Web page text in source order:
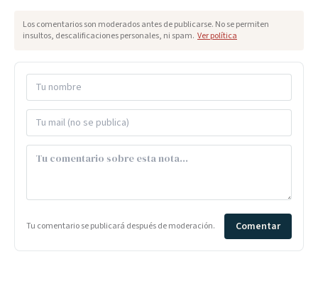
Los comentarios son moderados antes de publicarse. No se permiten
insultos, descalificaciones personales, ni spam. Ver política
Tu comentario se publicará después de moderación. Comentar